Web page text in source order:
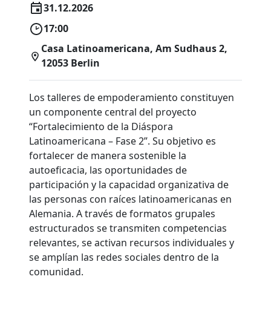
31.12.2026
17:00
Casa Latinoamericana, Am Sudhaus 2,
12053 Berlin
Los talleres de empoderamiento constituyen
un componente central del proyecto
“Fortalecimiento de la Diáspora
Latinoamericana – Fase 2”. Su objetivo es
fortalecer de manera sostenible la
autoeficacia, las oportunidades de
participación y la capacidad organizativa de
las personas con raíces latinoamericanas en
Alemania. A través de formatos grupales
estructurados se transmiten competencias
relevantes, se activan recursos individuales y
se amplían las redes sociales dentro de la
comunidad.